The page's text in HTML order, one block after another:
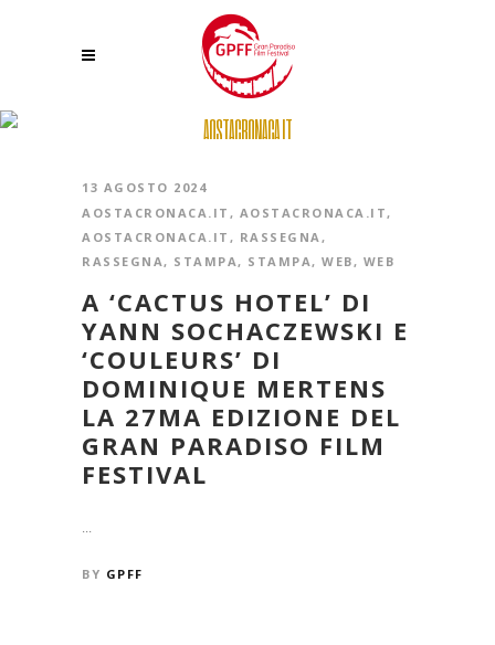
AOSTACRONACA.IT
13 AGOSTO 2024
AOSTACRONACA.IT , AOSTACRONACA.IT,
AOSTACRONACA.IT , RASSEGNA,
RASSEGNA, STAMPA, STAMPA, WEB, WEB
A ‘CACTUS HOTEL’ DI
YANN SOCHACZEWSKI E
‘COULEURS’ DI
DOMINIQUE MERTENS
LA 27MA EDIZIONE DEL
GRAN PARADISO FILM
FESTIVAL
...
BY GPFF